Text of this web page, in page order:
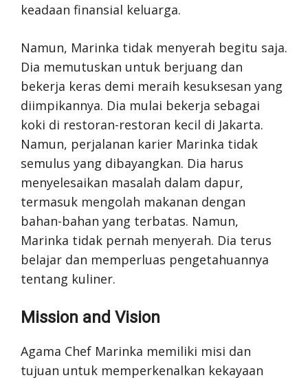
keadaan finansial keluarga.
Namun, Marinka tidak menyerah begitu saja.
Dia memutuskan untuk berjuang dan
bekerja keras demi meraih kesuksesan yang
diimpikannya. Dia mulai bekerja sebagai
koki di restoran-restoran kecil di Jakarta.
Namun, perjalanan karier Marinka tidak
semulus yang dibayangkan. Dia harus
menyelesaikan masalah dalam dapur,
termasuk mengolah makanan dengan
bahan-bahan yang terbatas. Namun,
Marinka tidak pernah menyerah. Dia terus
belajar dan memperluas pengetahuannya
tentang kuliner.
Mission and Vision
Agama Chef Marinka memiliki misi dan
tujuan untuk memperkenalkan kekayaan